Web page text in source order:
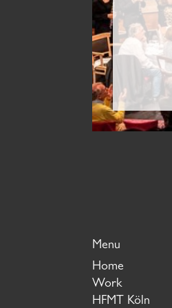
Menu
Home
Work
HFMT Köln